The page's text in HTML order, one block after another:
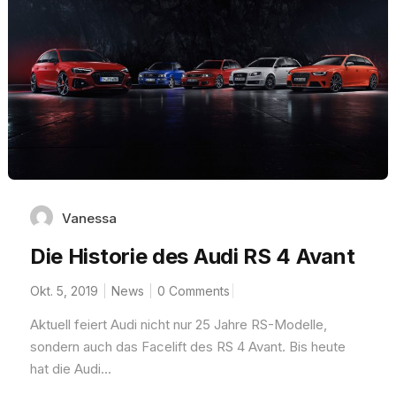
Vanessa
Die Historie des Audi RS 4 Avant
Okt. 5, 2019 News 0 Comments
Aktuell feiert Audi nicht nur 25 Jahre RS-Modelle,
sondern auch das Facelift des RS 4 Avant. Bis heute
hat die Audi...